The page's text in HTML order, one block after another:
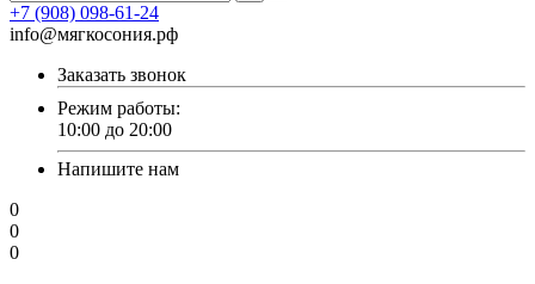
+7 (908) 098-61-24
info@мягкосония.рф
Заказать звонок
Режим работы:
10:00 до 20:00
Напишите нам
0
0
0